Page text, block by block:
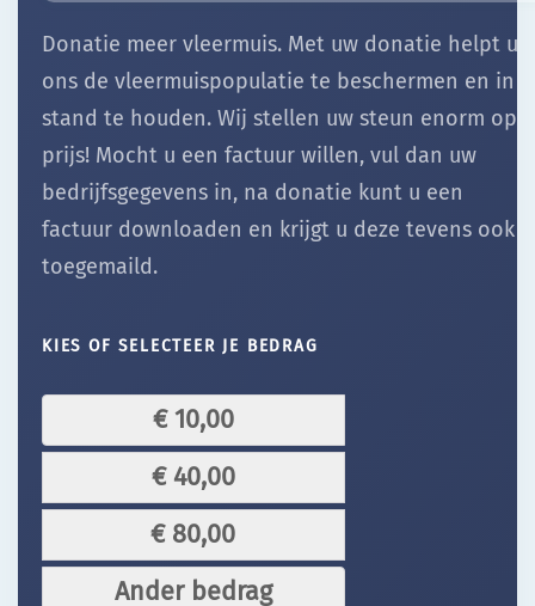
Donatie meer vleermuis. Met uw donatie helpt u
ons de vleermuispopulatie te beschermen en in
stand te houden. Wij stellen uw steun enorm op
prijs! Mocht u een factuur willen, vul dan uw
bedrijfsgegevens in, na donatie kunt u een
factuur downloaden en krijgt u deze tevens ook
toegemaild.
KIES OF SELECTEER JE BEDRAG
€ 10,00
€ 40,00
€ 80,00
Ander bedrag